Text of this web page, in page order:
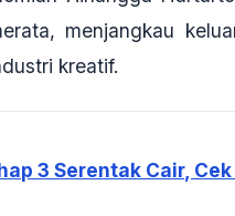
menjangkau
kreatif.
3 Serentak Cair,